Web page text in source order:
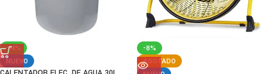
-14%
NUEVO
-8%
AGOTADO